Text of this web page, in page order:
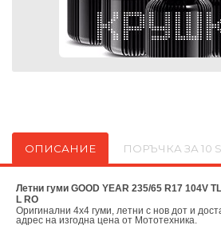
ОПИСАНИЕ ПОРЪЧКА ЗА 10
Летни гуми GOOD YEAR 235/65 R17 104V
L RO
Оригинални 4х4 гуми, летни с нов дот и
адрес на изгодна цена от Мототехника.